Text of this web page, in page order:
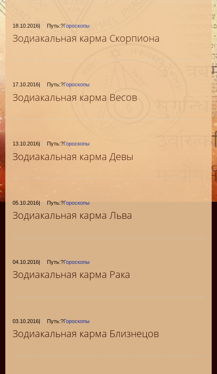
18.10.2016| Путь:?Гороскопы
Зодиакальная карма Скорпиона
17.10.2016 Путь:?Гороскопы
Зодиакальная карма Весов
13.10.2016 Путь:?Гороскопы
Зодиакальная карма Девы
05.10.2016| Путь:?Гороскопы
Зодиакальная карма Льва
04.10.2016| Путь:?Гороскопы
Зодиакальная карма Рака
03.10.2016| Путь:?Гороскопы
Зодиакальная карма Близнецов